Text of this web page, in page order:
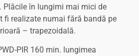
Plăcile în lungimi mai mici de
fi realizate numai fără bandă pe
– trapezoidală.
PIR 160 min. lungimea